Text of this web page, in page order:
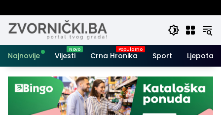
Najnovije Vijesti Crna Hronika Sport Ljepota i